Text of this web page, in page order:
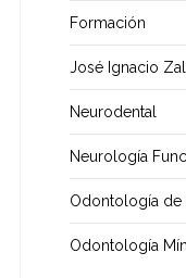
Formación
José Ignacio
Neurodental
Neurología
Odontología de
Odontología